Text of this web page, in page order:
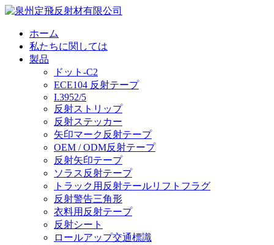
ホーム
私たちに関しては
製品
ドット-C2
ECE104 反射テープ
I.3952/5
反射ストリップ
反射ステッカー
矢印マーク反射テープ
OEM / ODM反射テープ
反射矢印テープ
ソラス反射テープ
トラック用反射テールリフトフラグ
反射警告三角形
衣料用反射テープ
反射シート
ロールアップ交通標識